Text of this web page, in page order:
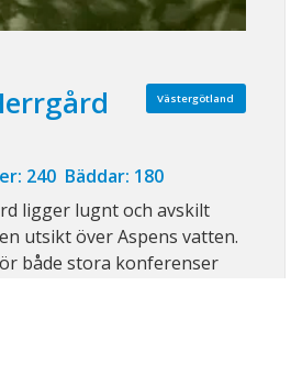
Västergötland
240 Bäddar: 180
ligger lugnt och avskilt
utsikt över Aspens vatten.
både stora konferenser